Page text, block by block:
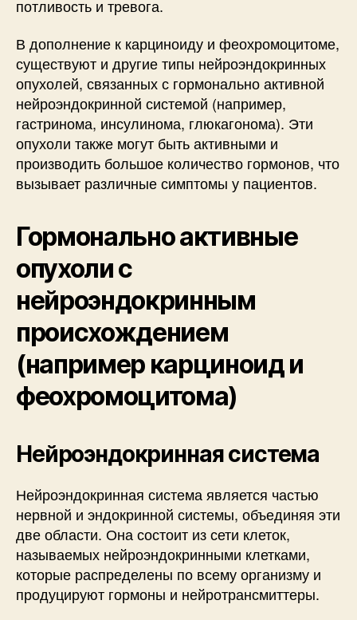
потливость и тревога.
В дополнение к карциноиду и феохромоцитоме,
существуют и другие типы нейроэндокринных
опухолей, связанных с гормонально активной
нейроэндокринной системой (например,
гастринома, инсулинома, глюкагонома). Эти
опухоли также могут быть активными и
производить большое количество гормонов, что
вызывает различные симптомы у пациентов.
Гормонально активные
опухоли с
нейроэндокринным
происхождением
(например карциноид и
феохромоцитома)
Нейроэндокринная система
Нейроэндокринная система является частью
нервной и эндокринной системы, объединяя эти
две области. Она состоит из сети клеток,
называемых нейроэндокринными клетками,
которые распределены по всему организму и
продуцируют гормоны и нейротрансмиттеры.